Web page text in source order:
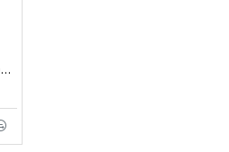
B24-5761 Μπλούζα Άλφα Κομποζέ